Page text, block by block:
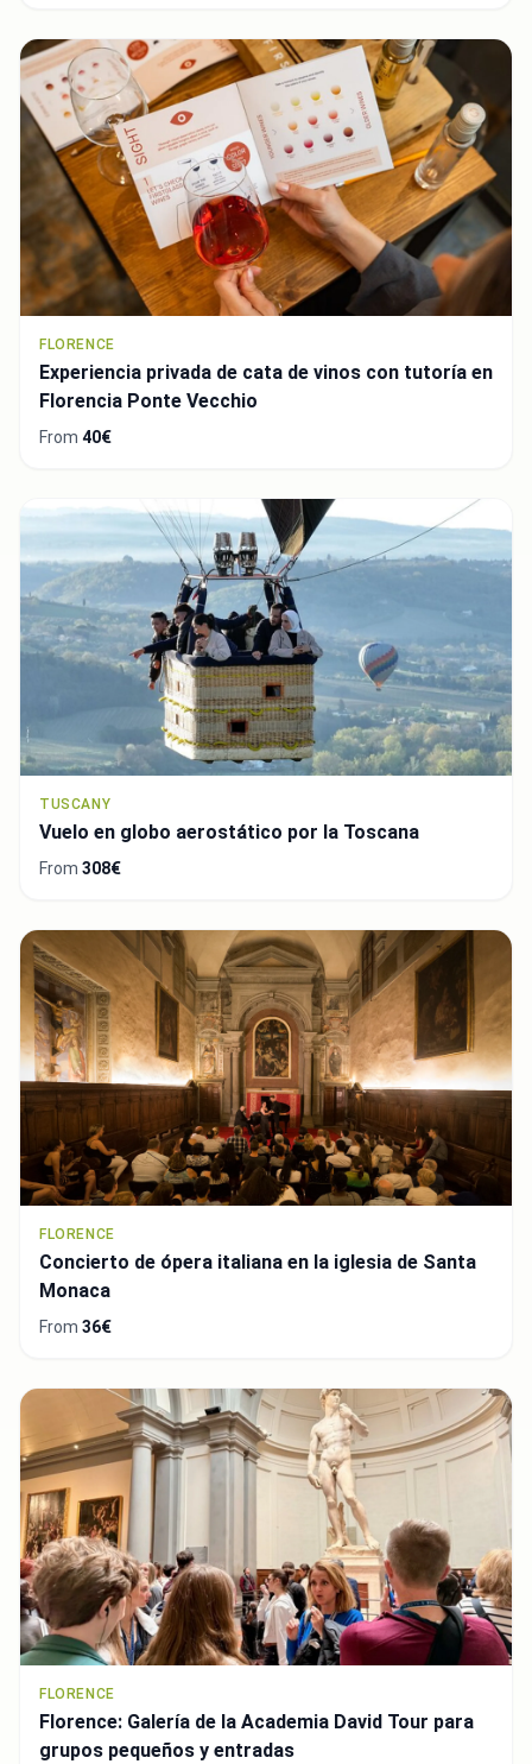
FLORENCE
Experiencia privada de cata de vinos con tutoría en
Florencia Ponte Vecchio
From 40€
TUSCANY
Vuelo en globo aerostático por la Toscana
From 308€
FLORENCE
Concierto de ópera italiana en la iglesia de Santa
Monaca
From 36€
FLORENCE
Florence: Galería de la Academia David Tour para
grupos pequeños y entradas